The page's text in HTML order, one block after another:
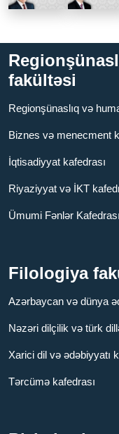
fakültəsi
Regionşünaslıq və
Biznes və menecment
İqtisadiyyat kafedrası
Riyaziyyat və İKT
Ümumi Fənlər Kafedrası
Filologiya
Azərbaycan və dünya
Nəzəri dilçilik və türk
Xarici dil və ədəbiyyatı
Tərcümə kafedrası